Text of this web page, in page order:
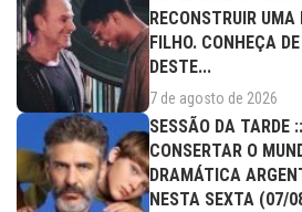
RECONSTRUIR
FILHO. CONHEÇA
DESTE...
7 de agosto de 2026
SESSÃO DA TARDE
CONSERTAR O
DRAMÁTICA
NESTA SEXTA (07/